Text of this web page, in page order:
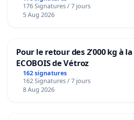
176 Signatures / 7 jours
5 Aug 2026
Pour le retour des 2’000 kg à
ECOBOIS de Vétroz
162 signatures
162 Signatures / 7 jours
8 Aug 2026